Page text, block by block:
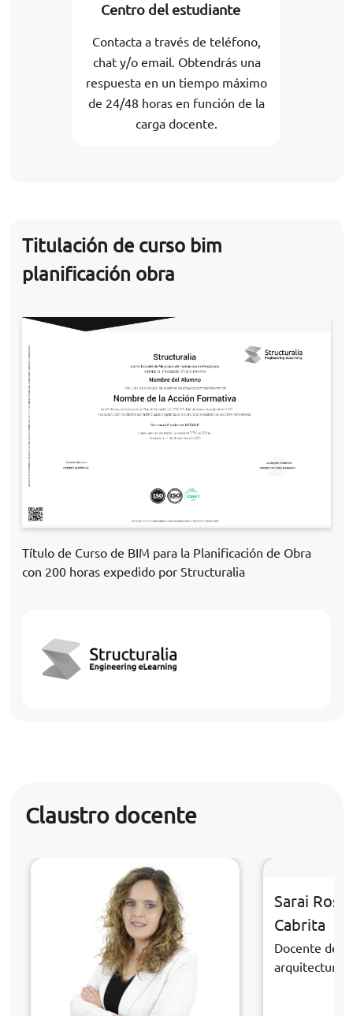
Centro del estudiante
Contacta a través de teléfono,
chat y/o email. Obtendrás una
respuesta en un tiempo máximo
de 24/48 horas en función de la
carga docente.
Titulación de curso bim
planificación obra
Título de Curso de BIM para la Planificación de Obra
con 200 horas expedido por Structuralia
Claustro docente
Sarai
Cabrita
Docente de
arquitectura